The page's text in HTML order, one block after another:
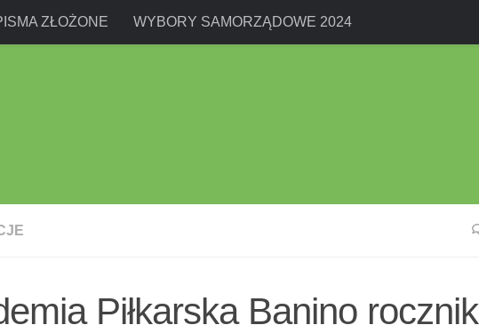
ZŁOŻONE WYBORY SAMORZĄDOWE 2024
Piłkarska Banino rocznik